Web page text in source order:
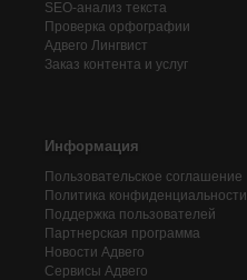
SEO-анализ текста
Проверка орфографии
Адвего Лингвист
Заказ контента и услуг
Информация
Пользовательское соглашение
Политика конфиденциальности
Поддержка пользователей
Партнерская программа
Новости Адвего
Сервисы Адвего